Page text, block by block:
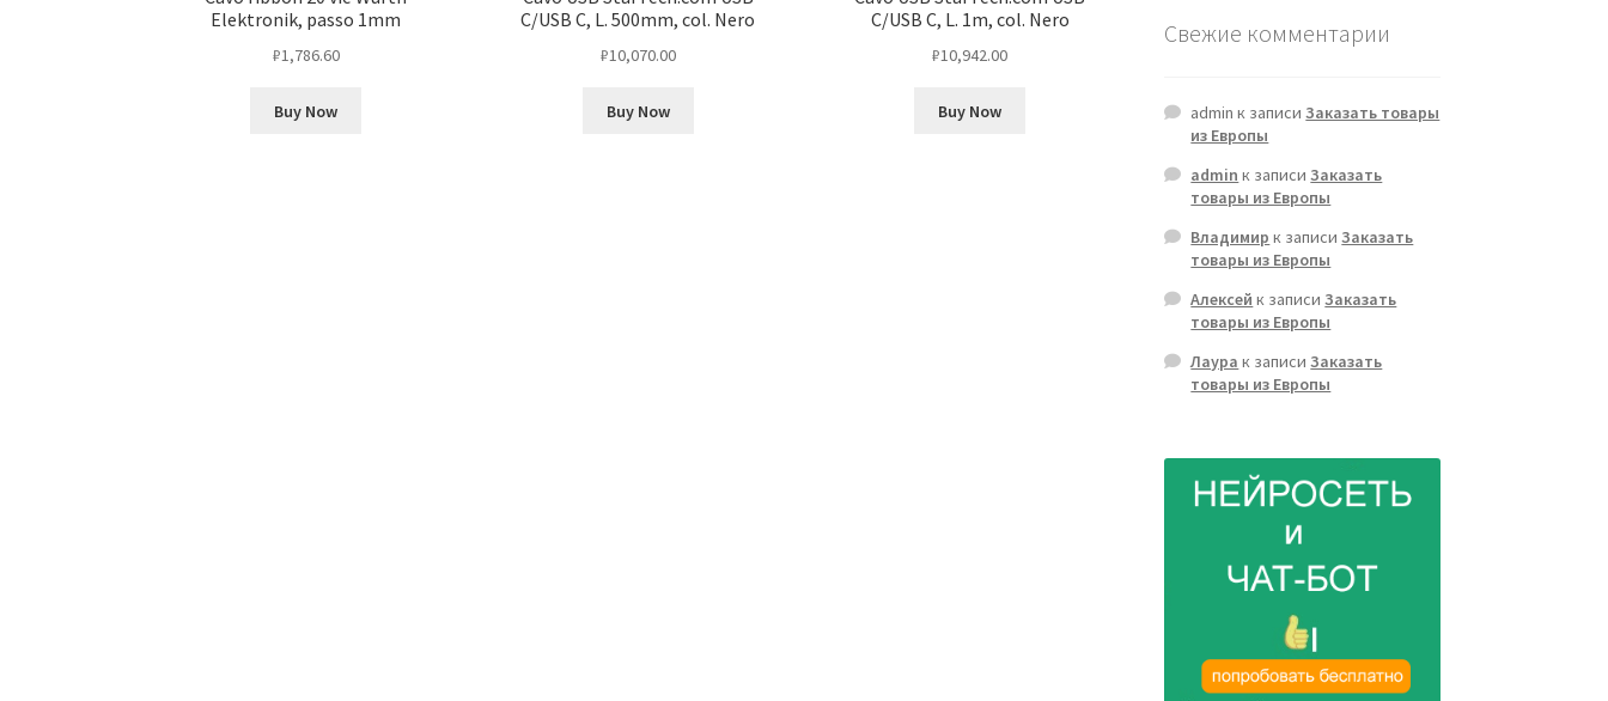
Elektronik, passo 1mm
₽1,786.60
Buy Now
C/USB C, L. 500mm, col. Nero
₽10,070.00
Buy Now
C/USB C, L. 1m, col. Nero
₽10,942.00
Buy Now
Свежие комментарии
admin к записиЗаказать товары
из Европы
admin к записиЗаказать
товары из Европы
Владимир к записиЗаказать
товары из Европы
Алексей к записиЗаказать
товары из Европы
Лаура к записиЗаказать
товары из Европы